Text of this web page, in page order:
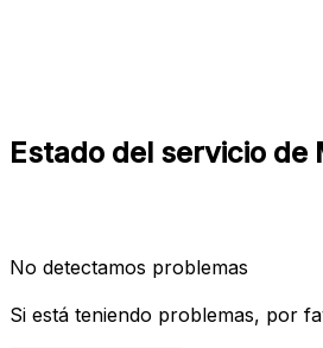
Estado del servicio de
No detectamos problemas
Si está teniendo problemas, por